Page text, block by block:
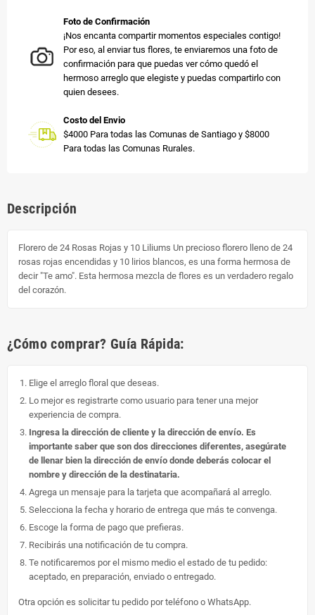
Foto de Confirmación
¡Nos encanta compartir momentos especiales contigo!
Por eso, al enviar tus flores, te enviaremos una foto de
confirmación para que puedas ver cómo quedó el
hermoso arreglo que elegiste y puedas compartirlo con
quien desees.
Costo del Envio
$4000 Para todas las Comunas de Santiago y $8000
Para todas las Comunas Rurales.
Descripción
Florero de 24 Rosas Rojas y 10 Liliums Un precioso florero lleno de 24
rosas rojas encendidas y 10 lirios blancos, es una forma hermosa de
decir "Te amo". Esta hermosa mezcla de flores es un verdadero regalo
del corazón.
¿Cómo comprar? Guía Rápida:
Elige el arreglo floral que deseas.
Lo mejor es registrarte como usuario para tener una mejor
experiencia de compra.
Ingresa la dirección de cliente y la dirección de envío. Es
importante saber que son dos direcciones diferentes, asegúrate
de llenar bien la dirección de envío donde deberás colocar el
nombre y dirección de la destinataria.
Agrega un mensaje para la tarjeta que acompañará al arreglo.
Selecciona la fecha y horario de entrega que más te convenga.
Escoge la forma de pago que prefieras.
Recibirás una notificación de tu compra.
Te notificaremos por el mismo medio el estado de tu pedido:
aceptado, en preparación, enviado o entregado.
Otra opción es solicitar tu pedido por teléfono o WhatsApp.